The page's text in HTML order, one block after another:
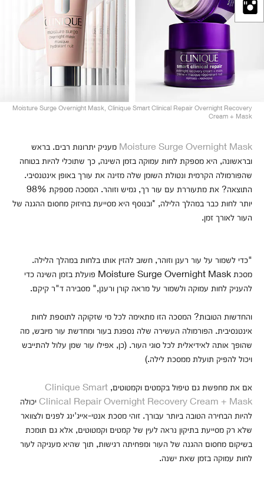
Moisture Surge Overnight Mask, Clinique Smart Clinical Repair Overnight Recovery
Cream + Mask
Moisture Surge Overnight Mask מעניק יתרונות רבים. בראש
ובראשונה, היא מספקת לחות עמוקה בזמן השינה, כך שתוכלי להיות בטוחה
שהפורמולה הקרמית ונטולת השומן שלה מזינה את עורך באופן אינטנסיבי.
התוצאה? את מתעוררת עם עור רך, גמיש וזוהר. המסכה מספקת 98%
יותר לחות כבר במהלך הלילה, *ובנוסף היא מסייעת בחיזוק מחסום ההגנה של
העור לאורך זמן.
"כדי לשמור על עור רענן וזוהר, חשוב להזין אותו בלחות במהלך הלילה.
מסכת Moisture Surge Overnight Mask פועלת בזמן השינה כדי
להעניק לחות עמוקה ולשמור על מראה קורן ורענן," מסבירה ד"ר קיקם.
והחדשות הטובות? המסכה הזו מתאימה לכל מי שזקוקה לתוספת לחות
אינטנסיבית. הפורמולה העשירה שלה נספגת בעור ומחדשת עור מיובש, מה
שהופך אותה לאידיאלית לכל סוגי העור. (כן, אפילו עור שמן עלול להתייבש
ויכול להפיק תועלת ממסכת לילה.)
אם את מחפשת גם טיפול בקמטים וקמטוטים, Clinique Smart
Clinical Repair Overnight Recovery Cream + Mask יכולה
להיות הבחירה הטובה ביותר עבורך. זוהי מסכת אנטי-אייג'ינג לפנים ולצוואר
שלא רק מסייעת בתיקון נראה לעין של קמטים וקמטוטים, אלא גם תומכת
בשיקום מחסום ההגנה של העור ומפחיתה רגישות, תוך שהיא מעניקה לעור
לחות עמוקה בזמן שאת ישנה.